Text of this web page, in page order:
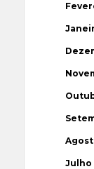
Julho